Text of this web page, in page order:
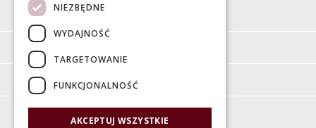
Moje konto
O firmie
NIEZBĘDNE
WYDAJNOŚĆ
TARGETOWANIE
FUNKCJONALNOŚĆ
AKCEPTUJ WSZYSTKIE